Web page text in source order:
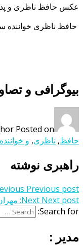
عکس حافظ ناظری و
حافظ ناظری خواننده
بیوگرافی و
Posted on
حافظ, ناظری, و خواننده
راهبری نوشته
Previous post:
Next Next post:
Search for:
مدیر :